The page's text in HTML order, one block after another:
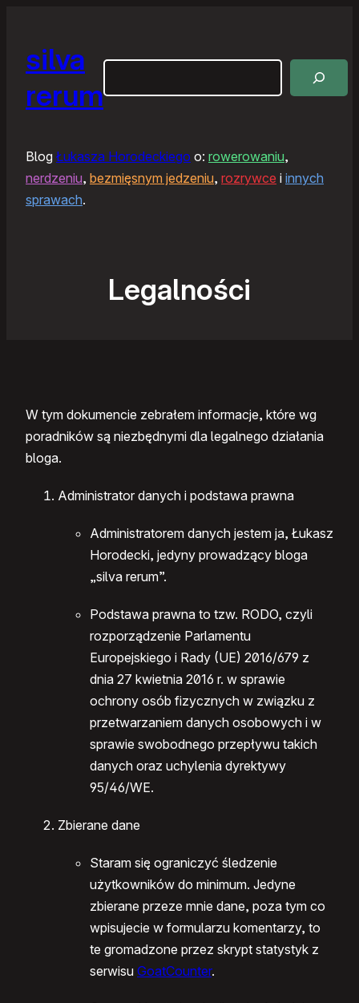
silva
rerum
Blog Łukasza Horodeckiego o: rowerowaniu,
nerdzeniu, bezmięsnym jedzeniu, rozrywce i innych
sprawach.
Legalności
W tym dokumencie zebrałem informacje, które wg
poradników są niezbędnymi dla legalnego działania
bloga.
Administrator danych i podstawa prawna
Administratorem danych jestem ja, Łukasz
Horodecki, jedyny prowadzący bloga
„silva rerum”.
Podstawa prawna to tzw. RODO, czyli
rozporządzenie Parlamentu
Europejskiego i Rady (UE) 2016/679 z
dnia 27 kwietnia 2016 r. w sprawie
ochrony osób fizycznych w związku z
przetwarzaniem danych osobowych i w
sprawie swobodnego przepływu takich
danych oraz uchylenia dyrektywy
95/46/WE.
Zbierane dane
Staram się ograniczyć śledzenie
użytkowników do minimum. Jedyne
zbierane przeze mnie dane, poza tym co
wpisujecie w formularzu komentarzy, to
te gromadzone przez skrypt statystyk z
serwisu GoatCounter.